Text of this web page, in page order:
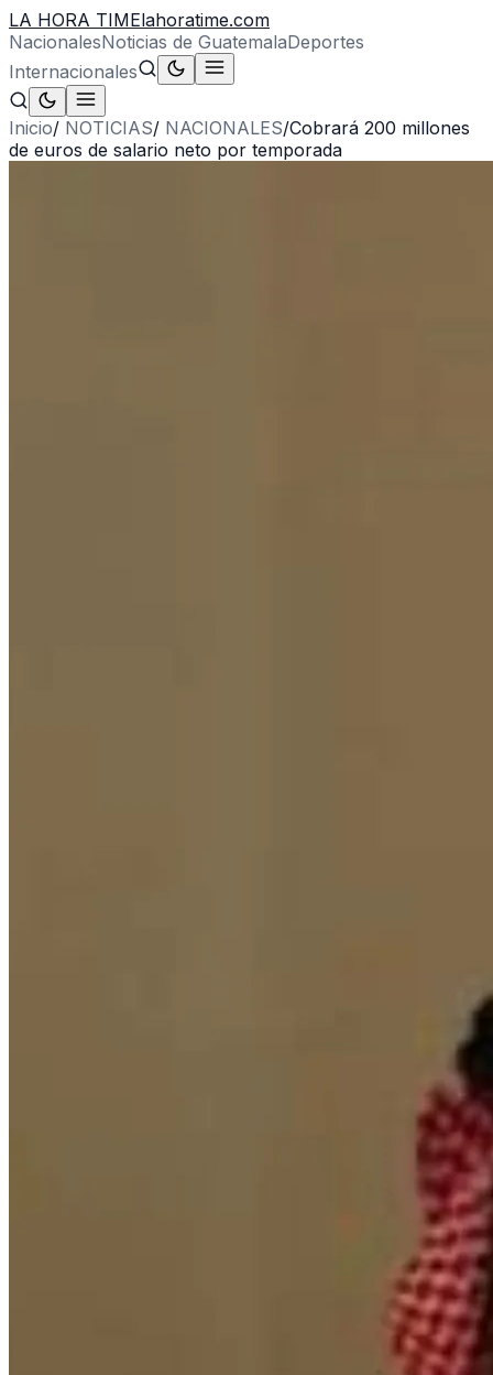
LA HORA TIMElahoratime.com
NacionalesNoticias de GuatemalaDeportes
Internacionales
Inicio/ NOTICIAS/ NACIONALES/Cobrará 200 millones
de euros de salario neto por temporada